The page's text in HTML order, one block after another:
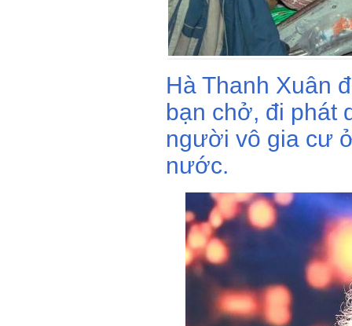
Hà Thanh Xuân
bạn chở, đi phát
người vô gia cư
nước.